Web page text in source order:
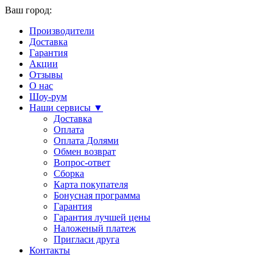
Ваш город:
Производители
Доставка
Гарантия
Акции
Отзывы
О нас
Шоу-рум
Наши сервисы ▼
Доставка
Оплата
Оплата Долями
Обмен возврат
Вопрос-ответ
Сборка
Карта покупателя
Бонусная программа
Гарантия
Гарантия лучшей цены
Наложеный платеж
Пригласи друга
Контакты